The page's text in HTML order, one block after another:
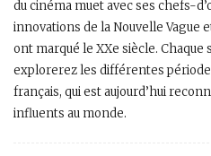
du cinéma muet avec ses chefs-
innovations de la Nouvelle Vague
ont marqué le XXe siècle. Chaque
explorerez les différentes
français, qui est aujourd’hui
influents au monde.